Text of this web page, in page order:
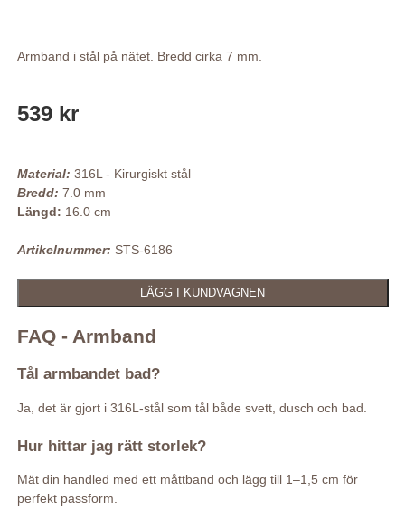
Armband i stål på nätet. Bredd cirka 7 mm.
539 kr
Material: 316L - Kirurgiskt stål
Bredd: 7.0 mm
Längd: 16.0 cm
Artikelnummer: STS-6186
FAQ - Armband
Tål armbandet bad?
Ja, det är gjort i 316L-stål som tål både svett, dusch och bad.
Hur hittar jag rätt storlek?
Mät din handled med ett måttband och lägg till 1–1,5 cm för
perfekt passform.